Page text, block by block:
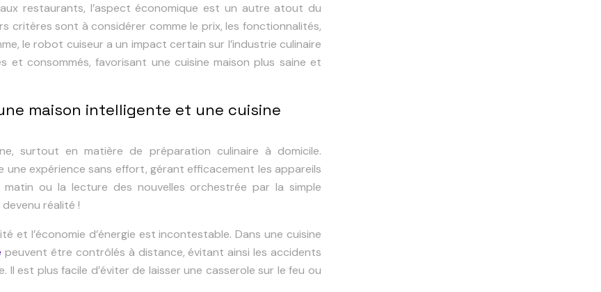
restaurants, l’aspect économique est un autre atout du
critères sont à considérer comme le prix, les fonctionnalités,
le robot cuiseur a un impact certain sur l’industrie culinaire
consommés, favorisant une cuisine maison plus saine et
maison intelligente et une cuisine
surtout en matière de préparation culinaire à domicile.
une expérience sans effort, gérant efficacement les appareils
ou la lecture des nouvelles orchestrée par la simple
réalité !
et l’économie d’énergie est incontestable. Dans une cuisine
peuvent être contrôlés à distance, évitant ainsi les accidents
est plus facile d’éviter de laisser une casserole sur le feu ou